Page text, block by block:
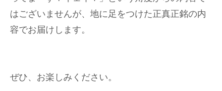
はございませんが、地に足をつけた正真正銘の内
容でお届けします。
ぜひ、お楽しみください。